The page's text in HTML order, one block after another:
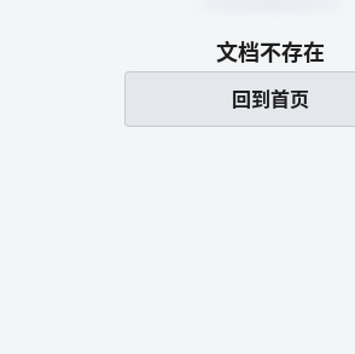
文档不存在
回到首页